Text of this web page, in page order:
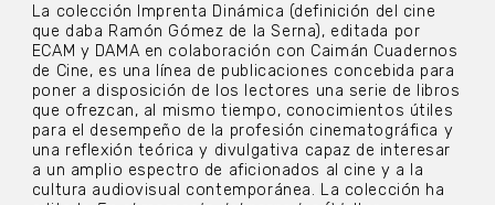
La colección Imprenta Dinámica (definición del cine
que daba Ramón Gómez de la Serna), editada por
ECAM y DAMA en colaboración con Caimán Cuadernos
de Cine, es una línea de publicaciones concebida para
poner a disposición de los lectores una serie de libros
que ofrezcan, al mismo tiempo, conocimientos útiles
para el desempeño de la profesión cinematográfica y
una reflexión teórica y divulgativa capaz de interesar
a un amplio espectro de aficionados al cine y a la
cultura audiovisual contemporánea. La colección ha